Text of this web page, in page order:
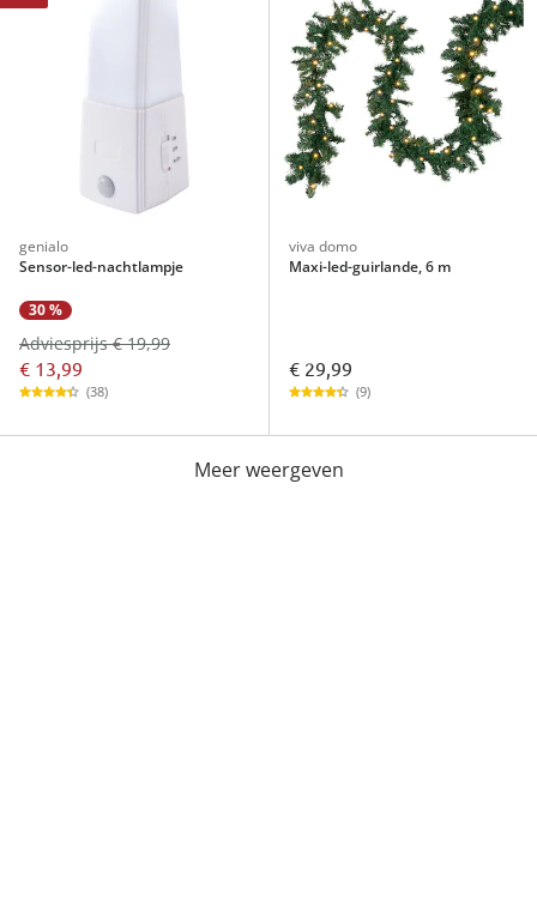
genialo
Sensor-led-nachtlampje
30 %
€ 13,99
Adviesprijs € 19,99
(38)
viva domo
Maxi-led-guirlande, 6 m
€ 29,99
(9)
Meer weergeven